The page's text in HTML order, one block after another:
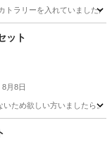
トラリーを入れていました
ット
8月8日
ため欲しい方いましたら。